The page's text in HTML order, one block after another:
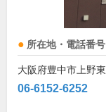
所在地・電話番号
大阪府豊中市上野
06-6152-6252